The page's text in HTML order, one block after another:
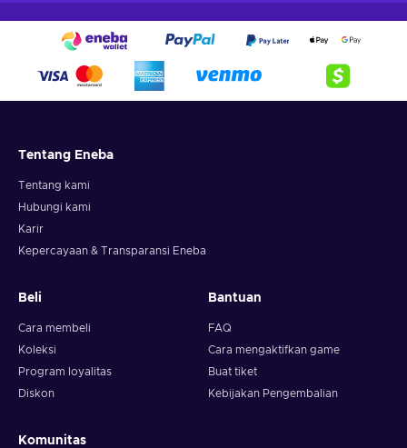
Tentang Eneba
Tentang kami
Hubungi kami
Karir
Kepercayaan & Transparansi Eneba
Beli
Cara membeli
Koleksi
Program loyalitas
Diskon
Bantuan
FAQ
Cara mengaktifkan game
Buat tiket
Kebijakan Pengembalian
Komunitas